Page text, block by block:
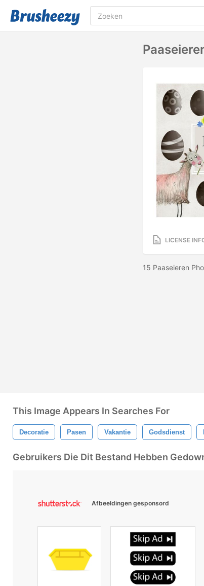
LICENSE
15 Paaseieren
This Image Appears In Searches For
Decoratie Pasen Vakantie Godsdienst
Gebruikers Die Dit Bestand Hebben
Afbeeldingen gesponsord